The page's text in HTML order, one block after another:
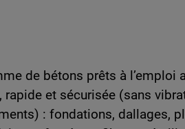
de bétons prêts à l’emploi
et sécurisée (sans
: fondations, dallages,